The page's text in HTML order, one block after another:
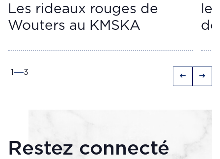
Les rideaux rouges de
Wouters au KMSKA
le
1 3 arrow_left_alt arrow_right_alt
Restez connecté